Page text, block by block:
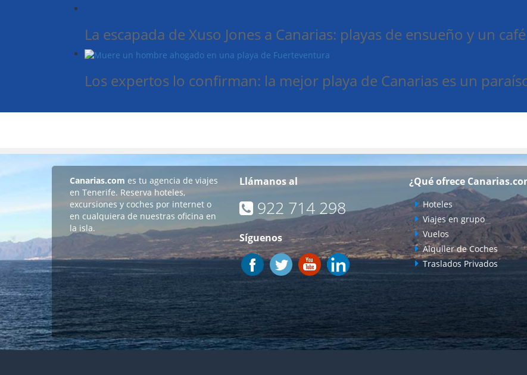
La escapada de Xuso Jones a Canarias: playas de ensueño y un
Los expertos lo confirman: la mejor playa de Canarias es un
Canarias.com es tu agencia de viajes
en Tenerife. Reserva hoteles,
excursiones y coches por internet o
en cualquiera de nuestras oficina en
la isla.
Llámanos al
922 714 298
Síguenos
¿Qué ofrece
Hoteles
Viajes en grupo
Vuelos
Alquiler de Coches
Traslados Privados